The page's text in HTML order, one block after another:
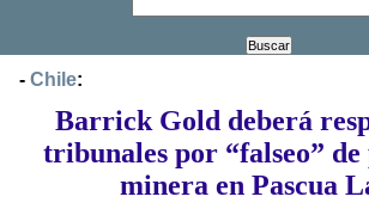
- Chile:
Barrick Gold deberá
tribunales por “falseo”
minera en Pascua